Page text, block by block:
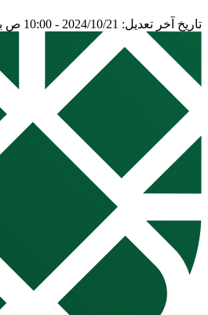
تاريخ آخر تعديل: 2024/10/21 - 10:00 ص بتوقيت السعودية